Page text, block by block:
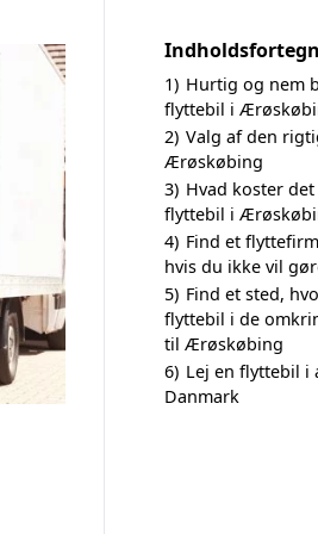
1) Hurtig og nem
flyttebil i
2) Valg af den
Ærøskøbing
3) Hvad koster
flyttebil i
4) Find et
hvis du ikke vil
5) Find et sted,
flyttebil i de
til Ærøskøbing
6) Lej en flyttebil i
Danmark